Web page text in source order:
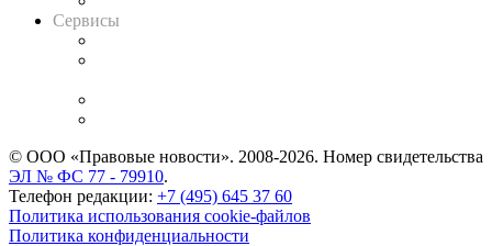
Сервисы
© ООО «Правовые новости». 2008-2026. Номер свидетельства
ЭЛ № ФС 77 - 79910.
Телефон редакции: +7 (495) 645 37 60
Политика использования cookie-файлов
Политика конфиденциальности